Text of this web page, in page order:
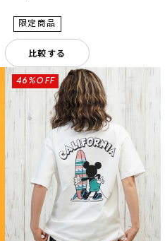
比較する
46%OFF